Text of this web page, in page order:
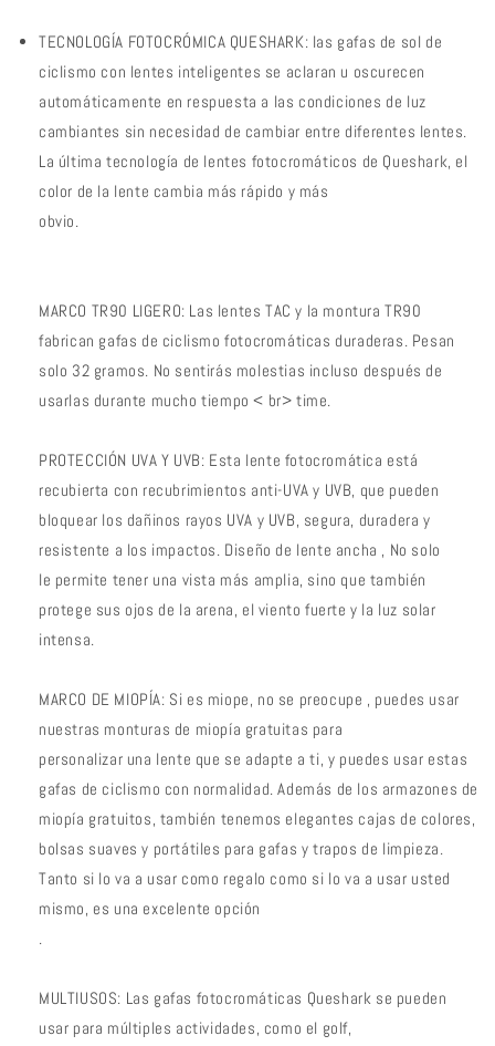
para
hombres
Mujeres
Gafas
de
seguridad
ciclismo
Protección
aire
libre
MTB
Rosa
para
hombres
Mujeres
Gafas
de
seguridad
ciclismo
aire
libre
MTB
Rosa
TECNOLOGÍA FOTOCRÓMICA QUESHARK: las gafas de sol de
ciclismo con lentes inteligentes se aclaran u oscurecen
automáticamente en respuesta a las condiciones de luz
cambiantes sin necesidad de cambiar entre diferentes lentes.
La última tecnología de lentes fotocromáticos de Queshark, el
color de la lente cambia más rápido y más
obvio.
MARCO TR90 LIGERO: Las lentes TAC y la montura TR90
fabrican gafas de ciclismo fotocromáticas duraderas. Pesan
solo 32 gramos. No sentirás molestias incluso después de
usarlas durante mucho tiempo < br> time.
PROTECCIÓN UVA Y UVB: Esta lente fotocromática está
recubierta con recubrimientos anti-UVA y UVB, que pueden
bloquear los dañinos rayos UVA y UVB, segura, duradera y
resistente a los impactos. Diseño de lente ancha , No solo
le permite tener una vista más amplia, sino que también
protege sus ojos de la arena, el viento fuerte y la luz solar
intensa.
MARCO DE MIOPÍA: Si es miope, no se preocupe , puedes usar
nuestras monturas de miopía gratuitas para
personalizar una lente que se adapte a ti, y puedes usar estas
gafas de ciclismo con normalidad. Además de los armazones de
miopía gratuitos, también tenemos elegantes cajas de colores,
bolsas suaves y portátiles para gafas y trapos de limpieza.
Tanto si lo va a usar como regalo como si lo va a usar usted
mismo, es una excelente opción
.
MULTIUSOS: Las gafas fotocromáticas Queshark se pueden
usar para múltiples actividades, como el golf,